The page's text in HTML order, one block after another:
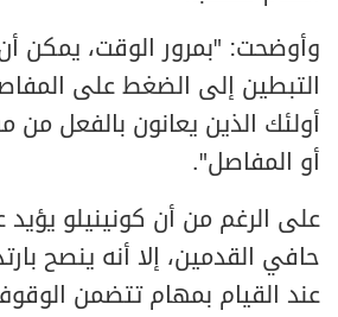
وأوضحت: "بمرور الوقت، يمكن
التبطين إلى الضغط على
أولئك الذين يعانون بالفعل
أو المفاصل".
على الرغم من أن كونينيلو
حافي القدمين، إلا أنه ينصح
عند القيام بمهام تتضمن